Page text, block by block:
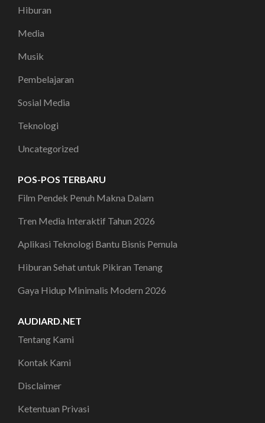
Hiburan
Media
Musik
Pembelajaran
Sosial Media
Teknologi
Uncategorized
POS-POS TERBARU
Film Pendek Penuh Makna Dalam
Tren Media Interaktif Tahun 2026
Aplikasi Teknologi Bantu Bisnis Pemula
Hiburan Sehat untuk Pikiran Tenang
Gaya Hidup Minimalis Modern 2026
AUDIARD.NET
Tentang Kami
Kontak Kami
Disclaimer
Ketentuan Privasi